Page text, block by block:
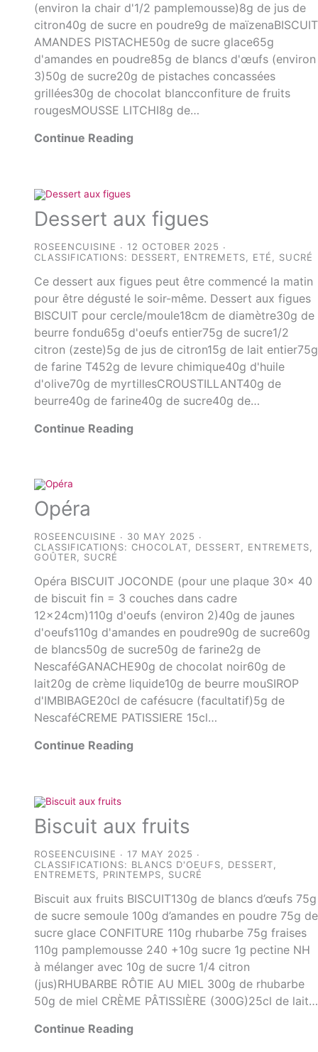
(environ la chair d'1/2 pamplemousse)8g de jus de
citron40g de sucre en poudre9g de maïzenaBISCUIT
AMANDES PISTACHE50g de sucre glace65g
d'amandes en poudre85g de blancs d'œufs (environ
3)50g de sucre20g de pistaches concassées
grillées30g de chocolat blancconfiture de fruits
rougesMOUSSE LITCHI8g de…
Continue Reading
Dessert aux figues
ROSEENCUISINE
12 OCTOBER 2025
CLASSIFICATIONS: DESSERT ENTREMETS ETÉ SUCRÉ
Ce dessert aux figues peut être commencé la matin
pour être dégusté le soir-même. Dessert aux figues
BISCUIT pour cercle/moule18cm de diamètre30g de
beurre fondu65g d'oeufs entier75g de sucre1/2
citron (zeste)5g de jus de citron15g de lait entier75g
de farine T452g de levure chimique40g d'huile
d'olive70g de myrtillesCROUSTILLANT40g de
beurre40g de farine40g de sucre40g de…
Continue Reading
Opéra
ROSEENCUISINE
30 MAY 2025
CLASSIFICATIONS:CHOCOLAT, DESSERT, ENTREMETS,
GOÛTER, SUCRÉ
Opéra BISCUIT JOCONDE (pour une plaque 30x 40
de biscuit fin = 3 couches dans cadre
12x24cm)110g d'oeufs (environ 2)40g de jaunes
d'oeufs110g d'amandes en poudre90g de sucre60g
de blancs50g de sucre50g de farine2g de
NescaféGANACHE90g de chocolat noir60g de
lait20g de crème liquide10g de beurre mouSIROP
d'IMBIBAGE20cl de cafésucre (facultatif)5g de
NescaféCREME PATISSIERE 15cl…
Continue Reading
Biscuit aux fruits
ROSEENCUISINE
17 MAY 2025
CLASSIFICATIONS: BLANCS D'OEUFS DESSERT
ENTREMETS
PRINTEMPS SUCRÉ
Biscuit aux fruits BISCUIT130g de blancs d’œufs 75g
de sucre semoule 100g d’amandes en poudre 75g de
sucre glace CONFITURE 110g rhubarbe 75g fraises
110g pamplemousse 240 +10g sucre 1g pectine NH
à mélanger avec 10g de sucre 1/4 citron
(jus)RHUBARBE RÔTIE AU MIEL 300g de rhubarbe
50g de miel CRÈME PÂTISSIÈRE (300G)25cl de lait…
Continue Reading